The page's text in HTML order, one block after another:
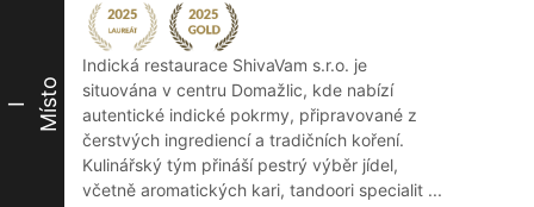
I Místo
Indická restaurace ShivaVam s.r.o. je
situována v centru Domažlic, kde nabízí
autentické indické pokrmy, připravované z
čerstvých ingrediencí a tradičních koření.
Kulinářský tým přináší pestrý výběr jídel,
včetně aromatických kari, tandoori specialit ...